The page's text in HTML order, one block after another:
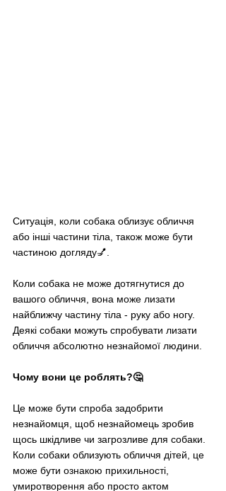
Ситуація, коли собака облизує обличчя
або інші частини тіла, також може бути
частиною догляду💅.
Коли собака не може дотягнутися до
вашого обличчя, вона може лизати
найближчу частину тіла - руку або ногу.
Деякі собаки можуть спробувати лизати
обличчя абсолютно незнайомої людини.
Чому вони це роблять?🤔
Це може бути спроба задобрити
незнайомця, щоб незнайомець зробив
щось шкідливе чи загрозливе для собаки.
Коли собаки облизують обличчя дітей, це
може бути ознакою прихильності,
умиротворення або просто актом